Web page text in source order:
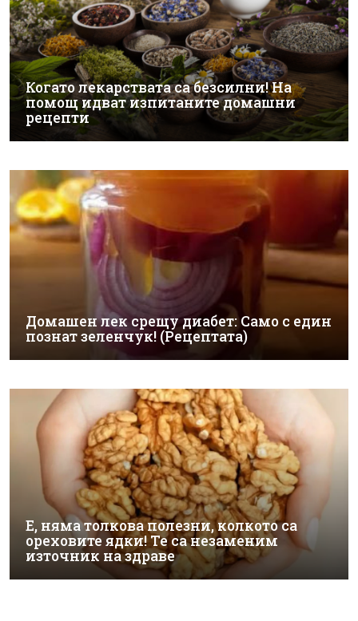
Когато лекарствата са безсилни! На
помощ идват изпитаните домашни
рецепти
Домашен лек срещу диабет: Само с един
познат зеленчук! (Рецептата)
Е, няма толкова полезни, колкото са
ореховите ядки! Те са незаменим
източник на здраве